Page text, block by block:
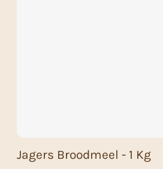
Jagers Broodmeel - 1 Kg